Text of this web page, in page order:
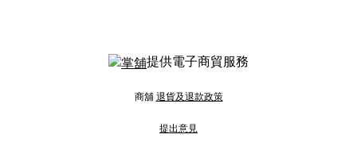
提供電子商貿服務
商舖 退貨及退款政策
提出意見